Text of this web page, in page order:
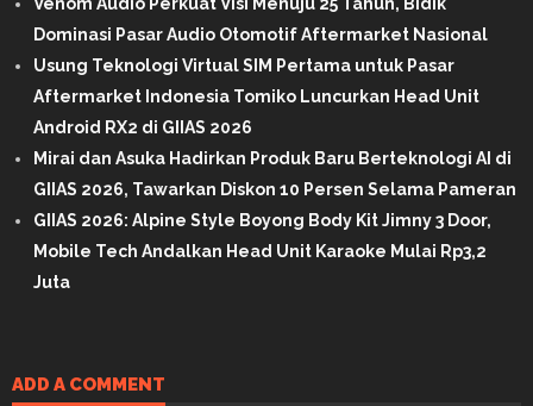
Dominasi Pasar Audio Otomotif Aftermarket Nasional
Usung Teknologi Virtual SIM Pertama untuk Pasar
Aftermarket Indonesia Tomiko Luncurkan Head Unit
Android RX2 di GIIAS 2026
Mirai dan Asuka Hadirkan Produk Baru Berteknologi AI di
GIIAS 2026, Tawarkan Diskon 10 Persen Selama Pameran
GIIAS 2026: Alpine Style Boyong Body Kit Jimny 3 Door,
Mobile Tech Andalkan Head Unit Karaoke Mulai Rp3,2
Juta
ADD A COMMENT